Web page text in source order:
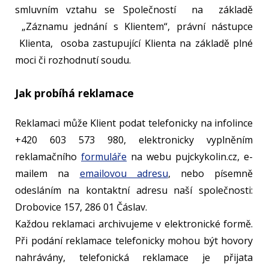
smluvním vztahu se Společností na základě
„Záznamu jednání s Klientem“, právní nástupce
Klienta, osoba zastupující Klienta na základě plné
moci či rozhodnutí soudu.
Jak probíhá reklamace
Reklamaci může Klient podat telefonicky na infolince
+420 603 573 980, elektronicky vyplněním
reklamačníhoformuláře na webu pujckykolin.cz, e-
mailem na emailovou adresu, nebo písemně
odesláním na kontaktní adresu naší společnosti:
Drobovice 157, 286 01 Čáslav.
Každou reklamaci archivujeme v elektronické formě.
Při podání reklamace telefonicky mohou být hovory
nahrávány, telefonická reklamace je přijata